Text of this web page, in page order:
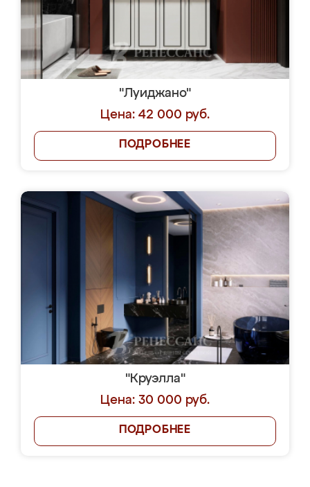
"Луиджано"
Цена: 42 000 руб.
ПОДРОБНЕЕ
"Круэлла"
Цена: 30 000 руб.
ПОДРОБНЕЕ